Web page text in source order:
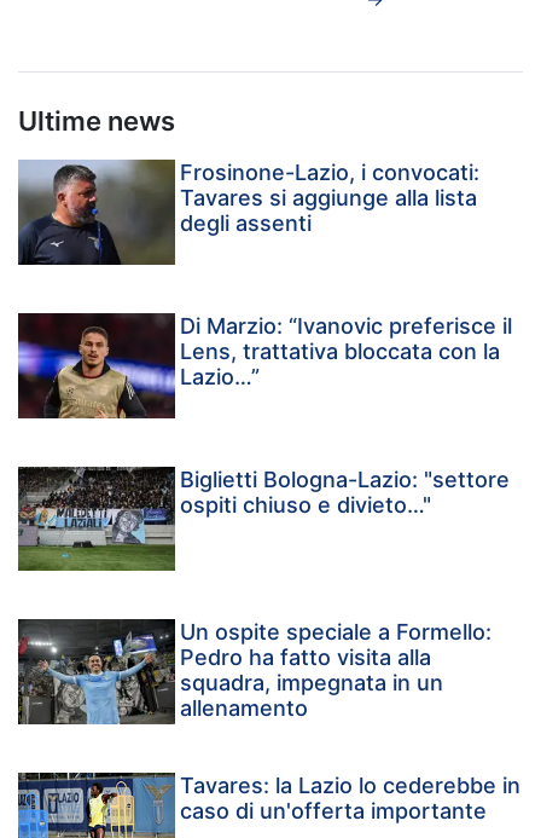
Ultime news
Frosinone-Lazio, i convocati:
Tavares si aggiunge alla lista
degli assenti
Di Marzio: “Ivanovic preferisce il
Lens, trattativa bloccata con la
Lazio…”
Biglietti Bologna-Lazio: "settore
ospiti chiuso e divieto…"
Un ospite speciale a Formello:
Pedro ha fatto visita alla
squadra, impegnata in un
allenamento
Tavares: la Lazio lo cederebbe in
caso di un'offerta importante